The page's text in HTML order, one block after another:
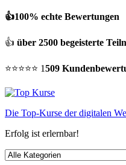
👍100% echte Bewertungen
👍 über 2500 begeisterte
⭐⭐⭐⭐⭐ 1509
Die Top-Kurse der digitalen
Erfolg ist erlernbar!